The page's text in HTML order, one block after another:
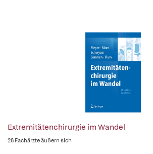
Extremitätenchirurgie im Wandel
28 Fachärzte äußern sich